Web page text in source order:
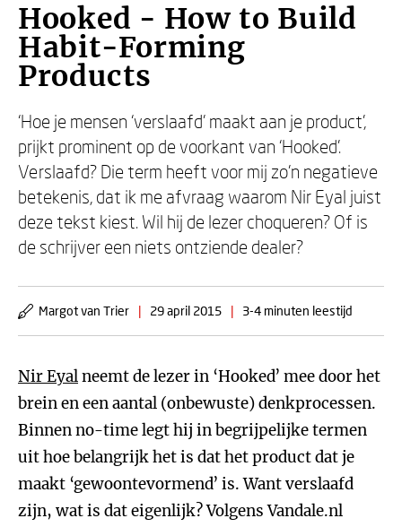
Hooked - How to Build
Habit-Forming
Products
‘Hoe je mensen ‘verslaafd’ maakt aan je product’,
prijkt prominent op de voorkant van ‘Hooked’.
Verslaafd? Die term heeft voor mij zo’n negatieve
betekenis, dat ik me afvraag waarom Nir Eyal juist
deze tekst kiest. Wil hij de lezer choqueren? Of is
de schrijver een niets ontziende dealer?
Margot van Trier | 29 april 2015 | 3-4 minuten leestijd
Nir Eyalneemt de lezer in ‘Hooked’ mee door het
brein en een aantal (onbewuste) denkprocessen.
Binnen no-time legt hij in begrijpelijke termen
uit hoe belangrijk het is dat het product dat je
maakt ‘gewoontevormend’ is. Want verslaafd
zijn, wat is dat eigenlijk? Volgens Vandale.nl